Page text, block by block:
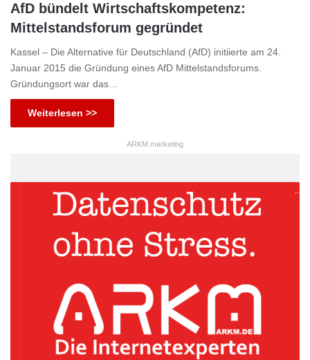
AfD bündelt Wirtschaftskompetenz:
Mittelstandsforum gegründet
Kassel – Die Alternative für Deutschland (AfD) initiierte am 24.
Januar 2015 die Gründung eines AfD Mittelstandsforums.
Gründungsort war das…
Weiterlesen >>
ARKM.marketing